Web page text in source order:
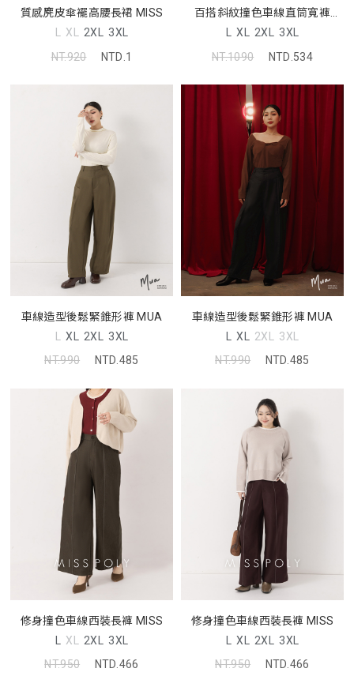
質感麂皮傘襬高腰長裙 MISS
L XL 2XL 3XL
NT.920
NTD.1
百搭斜紋撞色車線直筒寬褲
(unisex)
L XL 2XL 3XL
NT.1090
NTD.534
車線造型後鬆緊錐形褲 MUA
L XL 2XL 3XL
NT.990
NTD.485
車線造型後鬆緊錐形褲 MUA
L XL 2XL 3XL
NT.990
NTD.485
修身撞色車線西裝長褲 MISS
L XL 2XL 3XL
NT.950
NTD.466
修身撞色車線西裝長褲 MISS
L XL 2XL 3XL
NT.950
NTD.466